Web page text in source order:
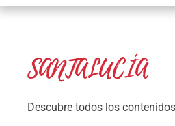
SANTALUCÍA
Descubre todos los